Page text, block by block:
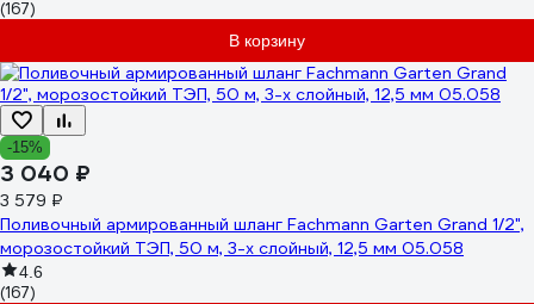
(167)
В корзину
-15%
3 040 ₽
3 579 ₽
Поливочный армированный шланг Fachmann Garten Grand 1/2",
морозостойкий ТЭП, 50 м, 3-х слойный, 12,5 мм 05.058
4.6
(167)